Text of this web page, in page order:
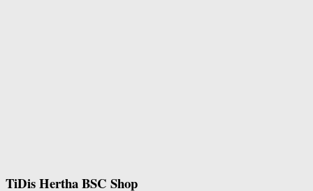
TiDis Hertha BSC Shop